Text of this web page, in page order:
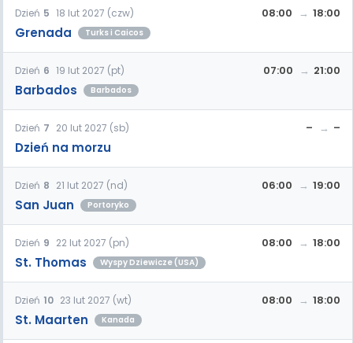
Dzień 5 18 lut 2027 (czw)
Grenada Turks i Caicos
08:00 18:00
Dzień 6 19 lut 2027 (pt)
Barbados Barbados
07:00 21:00
Dzień 7 20 lut 2027 (sb)
Dzień na morzu
– –
Dzień 8 21 lut 2027 (nd)
San Juan Portoryko
06:00 19:00
Dzień 9 22 lut 2027 (pn)
St. Thomas Wyspy Dziewicze (USA)
08:00 18:00
Dzień 10 23 lut 2027 (wt)
St. Maarten Kanada
08:00 18:00